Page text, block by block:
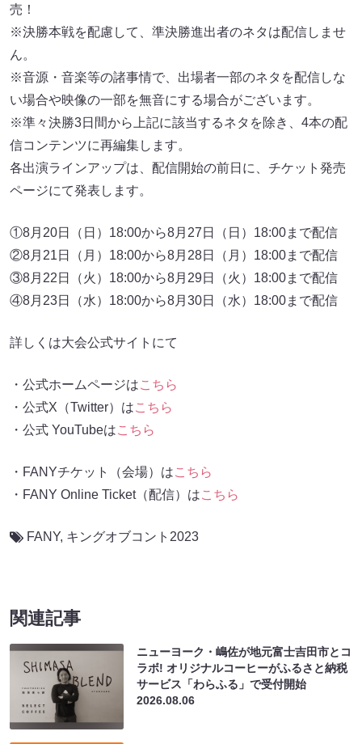
売！
※決勝本戦を配慮して、準決勝進出者のネタは配信しませ
ん。
※音源・音楽等の諸事情で、出場者一部のネタを配信しな
い場合や映像の一部を無音にする場合がございます。
※準々決勝3日間から上記に該当するネタを除き、4本の配
信コンテンツに再編集します。
各出演ラインアップは、配信開始の前日に、チケット発売
ページにて発表します。
①8月20日（日）18:00から8月27日（日）18:00まで配信
②8月21日（月）18:00から8月28日（月）18:00まで配信
③8月22日（火）18:00から8月29日（火）18:00まで配信
④8月23日（水）18:00から8月30日（水）18:00まで配信
詳しくは大会公式サイトにて
・公式ホームページはこちら
・公式X（Twitter）はこちら
・公式 YouTubeはこちら
・FANYチケット（会場）はこちら
・FANY Online Ticket（配信）はこちら
FANY, キングオブコント2023
関連記事
ニューヨーク・嶋佐が地元富士吉田市とコ
ラボ! オリジナルコーヒーがふるさと納税
サービス「わらふる」で受付開始
2026.08.06